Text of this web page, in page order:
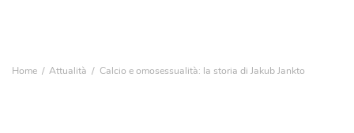
Home Attualità Calcio e omosessualità: la storia di Jakub Jankto